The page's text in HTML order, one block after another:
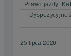
Prawo jazdy:
25 lipca 2026